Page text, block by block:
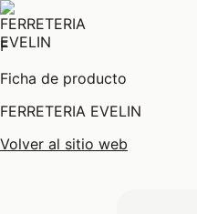
F
Ficha de producto
FERRETERIA EVELIN
Volver al sitio web